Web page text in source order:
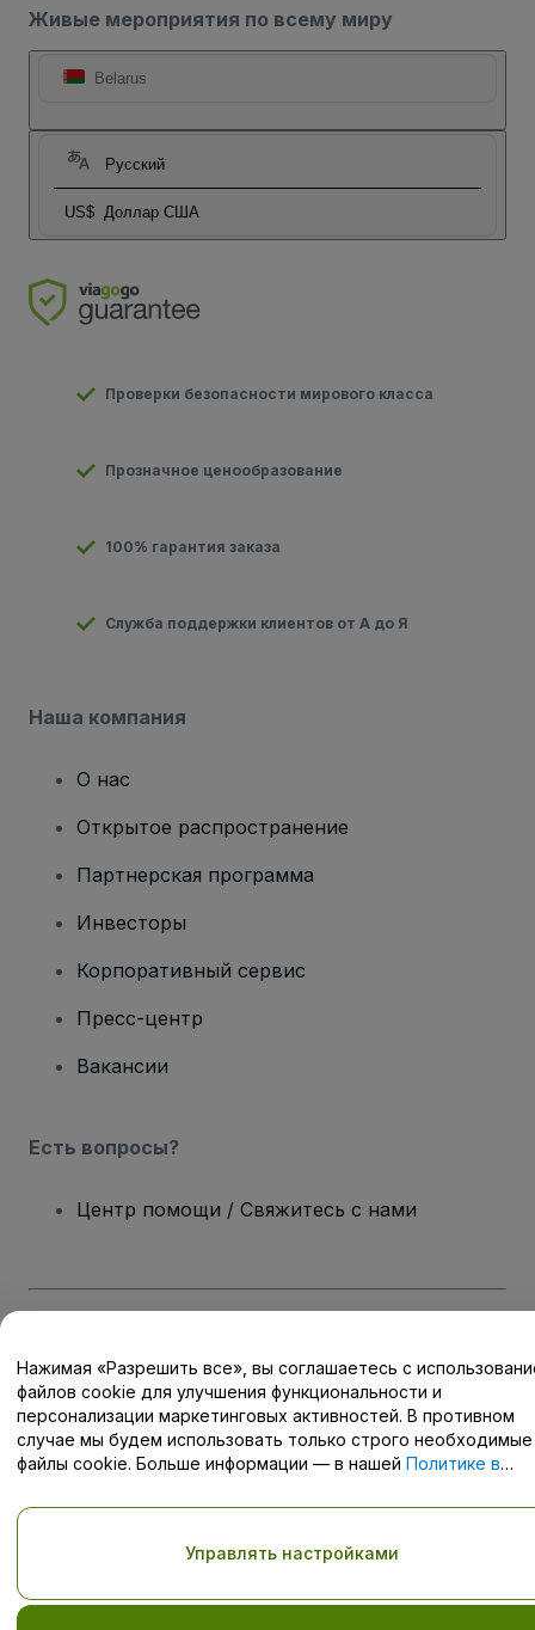
Живые мероприятия по всему миру
Belarus
Русский
US$ Доллар США
Проверки безопасности мирового класса
Прозначное ценообразование
100% гарантия заказа
Служба поддержки клиентов от А до Я
Наша компания
О нас
Открытое распространение
Партнерская программа
Инвесторы
Корпоративный сервис
Пресс-центр
Вакансии
Есть вопросы?
Центр помощи / Свяжитесь с нами
Использование данного веб-сайта означает принятиеУсловий
и положений, а такжеПолитики конфиденциальности ,
Политики в отношении файлов cookie
, и
конфиденциальности для мобильных устройств
Не передавайте мою личную информацию третьим лицам/Ваши
настройки конфиденциальности
Нажимая «Разрешить все», вы соглашаетесь с
файлов cookie для улучшения функциональности и
персонализации маркетинговых активностей. В противном
случае мы будем использовать только строго необходимые
файлы cookie. Больше информации — в нашей Политике в
Управлять настройками